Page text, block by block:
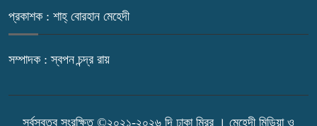
প্রকাশক : শাহ্ বোরহান মেহেদী
সম্পাদক : স্বপন চন্দ্র রায়
সর্বস্বত্ব সংরক্ষিত ©২০২১-২০২৬ দি ঢাকা মিরর । মেহেদী মিডিয়া ও